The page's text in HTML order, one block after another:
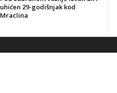
uhićen 29-godišnjak kod
Mraclina